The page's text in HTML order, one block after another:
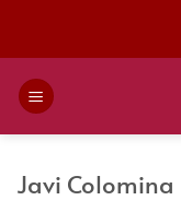
Javi Colomina